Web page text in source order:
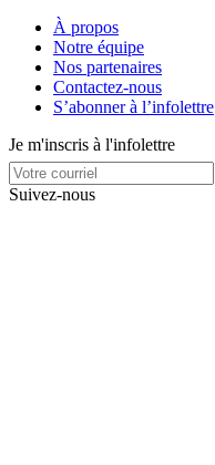
À propos
Notre équipe
Nos partenaires
Contactez-nous
S’abonner à l’infolettre
Je m'inscris à l'infolettre
Suivez-nous